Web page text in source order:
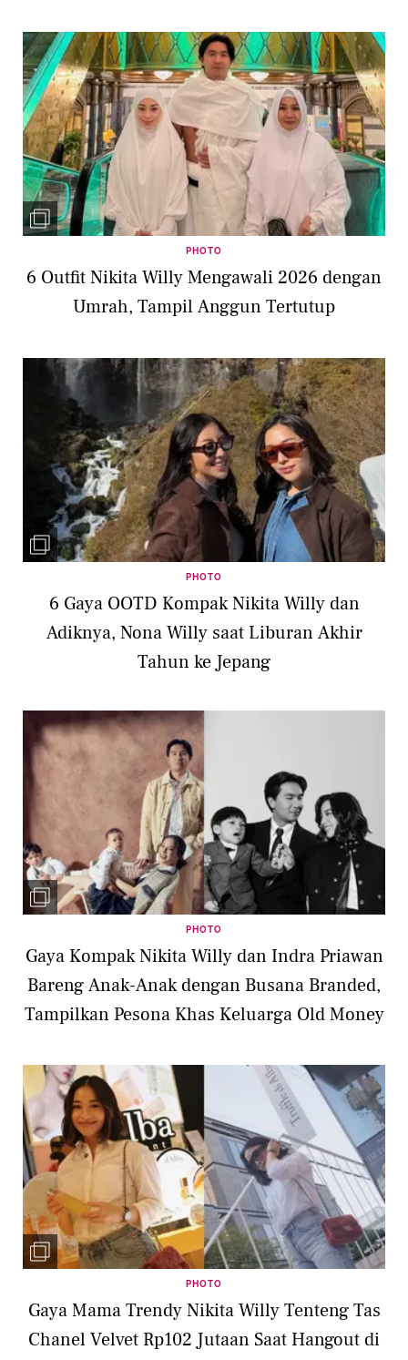
PHOTO
6 Outfit Nikita Willy Mengawali 2026 dengan
Umrah, Tampil Anggun Tertutup
PHOTO
6 Gaya OOTD Kompak Nikita Willy dan
Adiknya, Nona Willy saat Liburan Akhir
Tahun ke Jepang
PHOTO
Gaya Kompak Nikita Willy dan Indra Priawan
Bareng Anak-Anak dengan Busana Branded,
Tampilkan Pesona Khas Keluarga Old Money
PHOTO
Gaya Mama Trendy Nikita Willy Tenteng Tas
Chanel Velvet Rp102 Jutaan Saat Hangout di